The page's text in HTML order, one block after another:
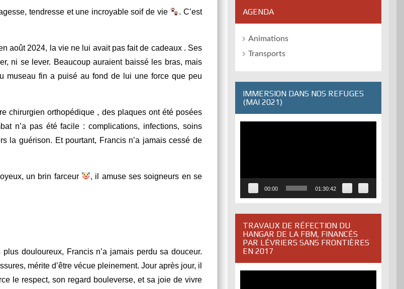
tendresse et une incroyable soif de vie
. C’est
août 2024, la vie ne lui avait pas fait de cadeaux . Ses
ni se lever. Beaucoup auraient baissé les bras, mais
museau fin a puisé au fond de lui une force que peu
chirurgien orthopédique , des plaques ont été posées
n’a pas été facile : complications, infections, soins
la guérison. Et pourtant, Francis n’a jamais cessé de
un brin farceur
, il amuse ses soigneurs en se
douloureux, Francis n’a jamais perdu sa douceur.
mérite d’être vécue pleinement. Jour après jour, il
le respect, son regard bouleverse, et sa joie de vivre
AGENDA
Animations
Transports
IMMERSION DANS NOS REFUGES
(MAI 2021)
00:00 01:30:42
TRAVAUX DE RÉFECTION DU
HANGAR DE LA FBM, FINANCÉS
PAR LÉVRIERS SANS FRONTIÈRES
EN 2017